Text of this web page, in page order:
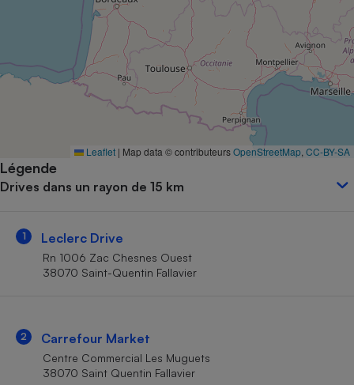
Leaflet | Map data © contributeursOpenStreetMap CC-BY-SA
Légende
Drives dans un rayon de 15 km
1 Leclerc Drive
Rn 1006 Zac Chesnes Ouest
38070 Saint-Quentin Fallavier
2 Carrefour Market
Centre Commercial Les Muguets
38070 Saint Quentin Fallavier
Complément
alimentaire
Assurance emprunteur
Banque
Petit électroménager -
Matelas
Mutuelle